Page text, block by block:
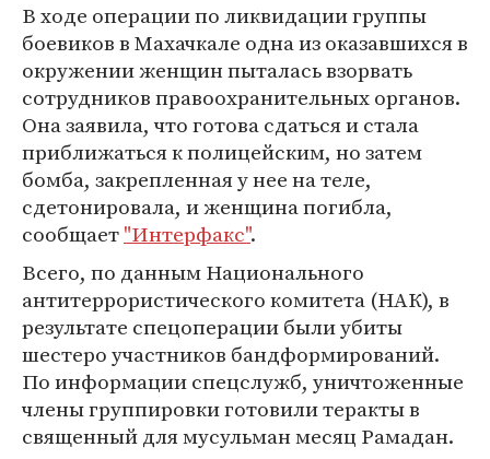
В ходе операции по ликвидации группы
боевиков в Махачкале одна из оказавшихся в
окружении женщин пыталась взорвать
сотрудников правоохранительных органов.
Она заявила, что готова сдаться и стала
приближаться к полицейским, но затем
бомба, закрепленная у нее на теле,
сдетонировала, и женщина погибла,
сообщает"Интерфакс".
Всего, по данным Национального
антитеррористического комитета (НАК), в
результате спецоперации были убиты
шестеро участников бандформирований.
По информации спецслужб, уничтоженные
члены группировки готовили теракты в
священный для мусульман месяц Рамадан.